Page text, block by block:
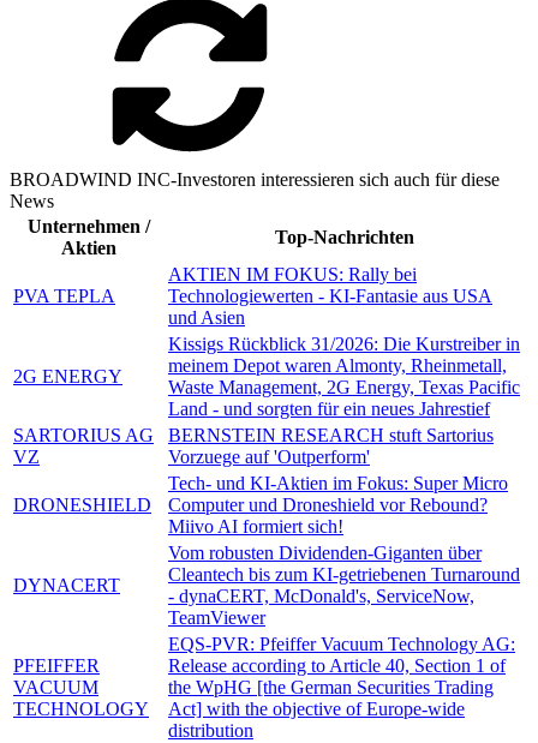
BROADWIND INC-Investoren interessieren sich auch für diese
News
Unternehmen /
Aktien
Top-Nachrichten
PVA TEPLA
AKTIEN IM FOKUS: Rally bei
Technologiewerten - KI-Fantasie aus USA
und Asien
2G ENERGY
Kissigs Rückblick 31/2026: Die Kurstreiber in
meinem Depot waren Almonty, Rheinmetall,
Waste Management, 2G Energy, Texas Pacific
Land - und sorgten für ein neues Jahrestief
SARTORIUS AG
VZ
BERNSTEIN RESEARCH stuft Sartorius
Vorzuege auf 'Outperform'
DRONESHIELD
Tech- und KI-Aktien im Fokus: Super Micro
Computer und Droneshield vor Rebound?
Miivo AI formiert sich!
DYNACERT
Vom robusten Dividenden-Giganten über
Cleantech bis zum KI-getriebenen Turnaround
- dynaCERT, McDonald's, ServiceNow,
TeamViewer
PFEIFFER
VACUUM
TECHNOLOGY
EQS-PVR: Pfeiffer Vacuum Technology AG:
Release according to Article 40, Section 1 of
the WpHG [the German Securities Trading
Act] with the objective of Europe-wide
distribution